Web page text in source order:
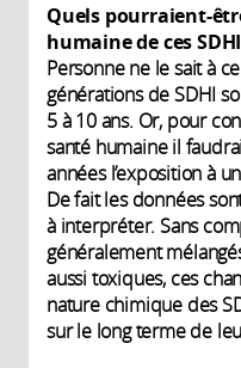
Quels pourraient-
humaine de ces
Personne ne le sait à
générations de SDHI
5 à 10 ans. Or, pour
santé humaine il
années l’exposition à
De fait les données
à interpréter. Sans
généralement
aussi toxiques, ces
nature chimique des
sur le long terme de